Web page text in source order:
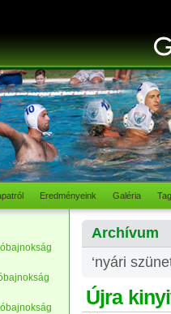
Eredményeink Galéria
Archívum
‘nyári
Újra